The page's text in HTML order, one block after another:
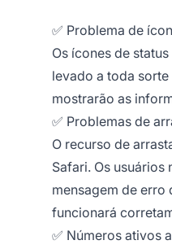
✅ Problema de
Os ícones de
levado a toda
mostrarão as
✅ Problemas de
O recurso de
Safari. Os usuários
mensagem de
funcionará
✅ Números ativos